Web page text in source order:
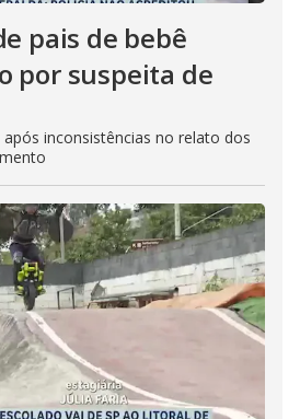
pais de bebê
por suspeita de
inconsistências no relato dos